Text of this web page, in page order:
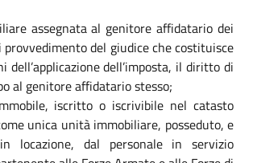
assegnata al genitore affidatario dei
del giudice che costituisce
dell’applicazione dell’imposta, il diritto di
al genitore affidatario stesso;
iscritto o iscrivibile nel catasto
unica unità immobiliare, posseduto, e
locazione, dal personale in servizio